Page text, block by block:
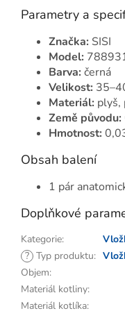
Parametry a
Značka: SISI
Model:
Barva: černá
Velikost:
Materiál: plyš,
Země původu:
Hmotnost:
Obsah balení
1 pár
Doplňkové
Kategorie:
? Typ produktu:
Objem:
Materiál kotliny:
Materiál kotlíka: